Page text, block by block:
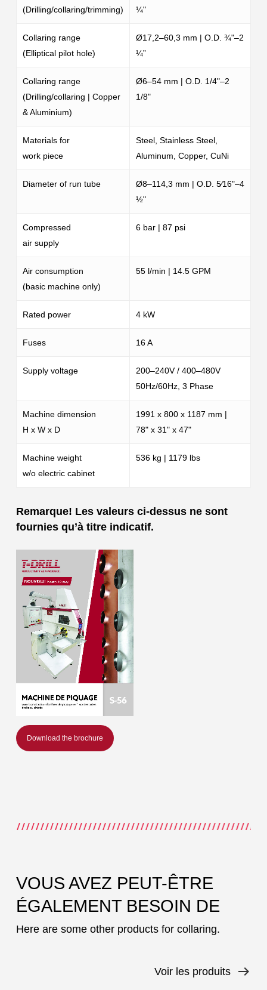
(Drilling/collaring/trimming)
¼"
Collaring range
(Elliptical pilot hole)
Ø17,2–60,3 mm | O.D. ¾"–2
¼”
Collaring range
(Drilling/collaring | Copper
& Aluminium)
Ø6–54 mm | O.D. 1/4"–2
1/8"
Materials for
work piece
Steel, Stainless Steel,
Aluminum, Copper, CuNi
Diameter of run tube
Ø8–114,3 mm | O.D. 5⁄16"–4
½"
Compressed
air supply
6 bar | 87 psi
Air consumption
(basic machine only)
55 l/min | 14.5 GPM
Rated power 4 kW
Fuses 16 A
Supply voltage
200–240V / 400–480V
50Hz/60Hz, 3 Phase
Machine dimension
H x W x D
1991 x 800 x 1187 mm |
78" x 31" x 47"
Machine weight
w/o electric cabinet
536 kg | 1179 lbs
Remarque! Les valeurs ci-dessus ne sont
fournies qu’à titre indicatif.
Download the brochure
VOUS AVEZ PEUT-ÊTRE
ÉGALEMENT BESOIN DE
Here are some other products for collaring.
Voir les produits